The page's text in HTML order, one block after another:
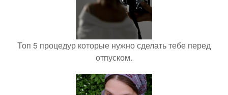
Топ 5 процедур которые нужно сделать тебе перед
отпуском.